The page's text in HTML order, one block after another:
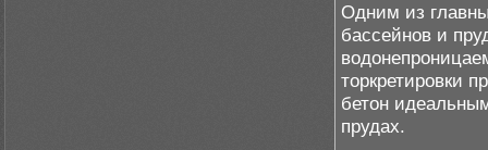
Одним из
бассейнов и
торкретировки
бетон
прудах.